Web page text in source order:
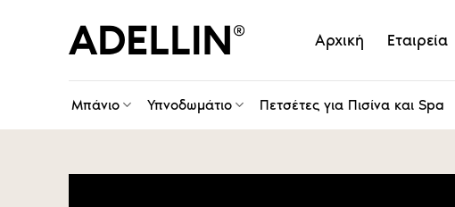
Αρχική Εταιρεία
Μπάνιο Υπνοδωμάτιο Πετσέτες για Πισίνα και Spa